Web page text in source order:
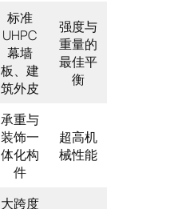
标准
UHPC
幕墙
板、建
筑外皮
强度与
重量的
最佳平
衡
承重与
装饰一
体化构
件
超高机
械性能
大跨度